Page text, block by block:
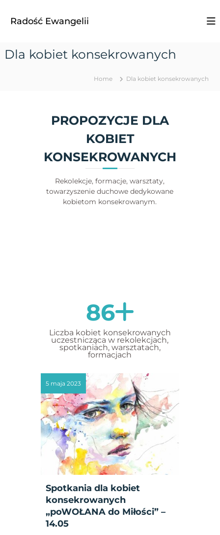
Radość Ewangelii
Dla kobiet konsekrowanych
Home Dla kobiet konsekrowanych
PROPOZYCJE DLA
KOBIET
KONSEKROWANYCH
Rekolekcje, formacje, warsztaty,
towarzyszenie duchowe dedykowane
kobietom konsekrowanym.
86
Liczba kobiet konsekrowanych
uczestnicząca w rekolekcjach,
spotkaniach, warsztatach,
formacjach
5 maja 2023
Spotkania dla kobiet
konsekrowanych
„poWOŁANA do Miłości” –
14.05